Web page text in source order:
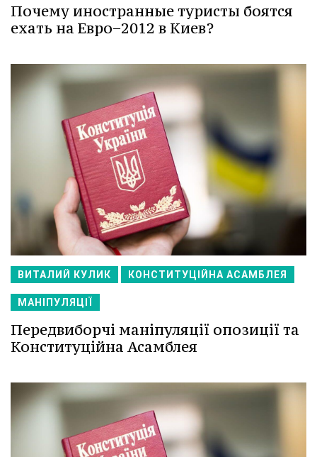
Почему иностранные туристы боятся
ехать на Евро−2012 в Киев?
ВИТАЛИЙ КУЛИК КОНСТИТУЦІЙНА АСАМБЛЕЯ
МАНІПУЛЯЦІЇ
Передвиборчі маніпуляції опозиції та
Конституційна Асамблея